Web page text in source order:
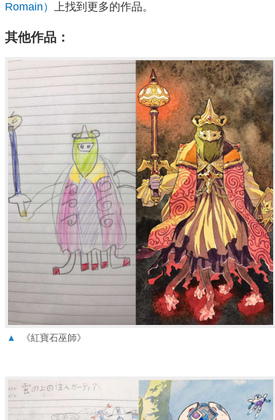
Romain） 上找到更多的作品。
其他作品：
▲ 《紅寶石巫師》